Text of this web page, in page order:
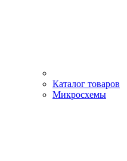
Каталог товаров
Микросхемы